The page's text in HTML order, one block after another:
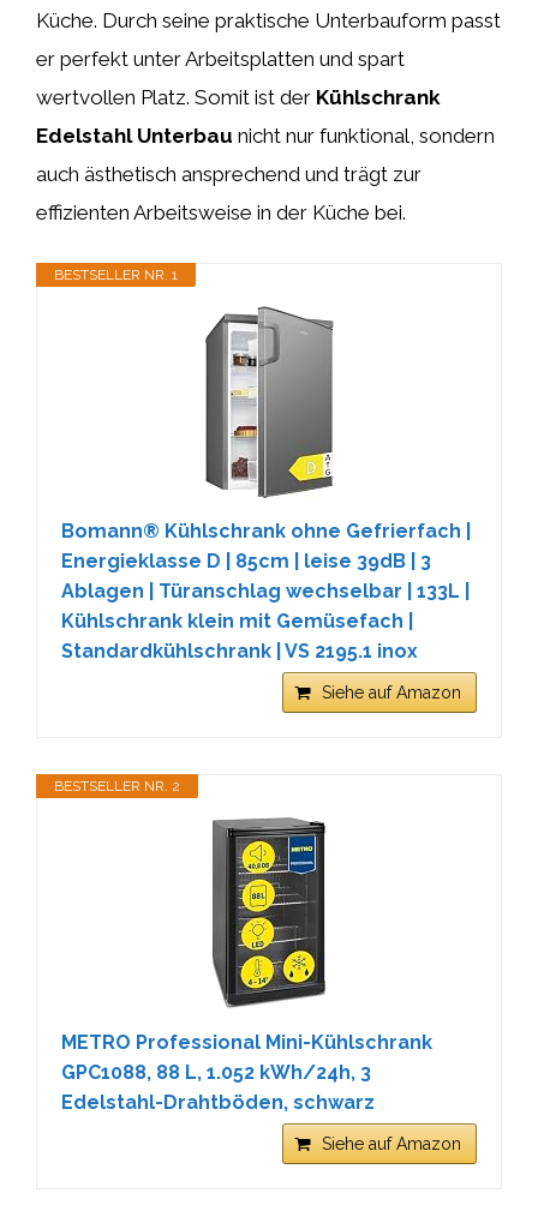
Küche. Durch seine praktische Unterbauform passt
er perfekt unter Arbeitsplatten und spart
wertvollen Platz. Somit ist der Kühlschrank
Edelstahl Unterbau nicht nur funktional, sondern
auch ästhetisch ansprechend und trägt zur
effizienten Arbeitsweise in der Küche bei.
BESTSELLER NR. 1
Bomann® Kühlschrank ohne Gefrierfach |
Energieklasse D | 85cm | leise 39dB | 3
Ablagen | Türanschlag wechselbar | 133L |
Kühlschrank klein mit Gemüsefach |
Standardkühlschrank | VS 2195.1 inox
Siehe auf Amazon
BESTSELLER NR. 2
METRO Professional Mini-Kühlschrank
GPC1088, 88 L, 1.052 kWh/24h, 3
Edelstahl-Drahtböden, schwarz
Siehe auf Amazon